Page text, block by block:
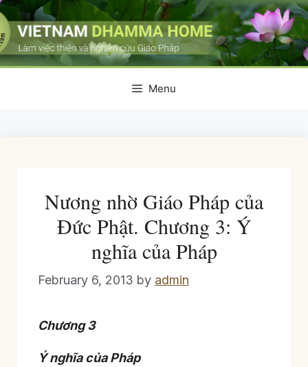
Skip
to
content
Menu
Nương nhờ Giáo Pháp của
Đức Phật. Chương 3: Ý
nghĩa của Pháp
February 6, 2013 by admin
Chương 3
Ý nghĩa của Pháp